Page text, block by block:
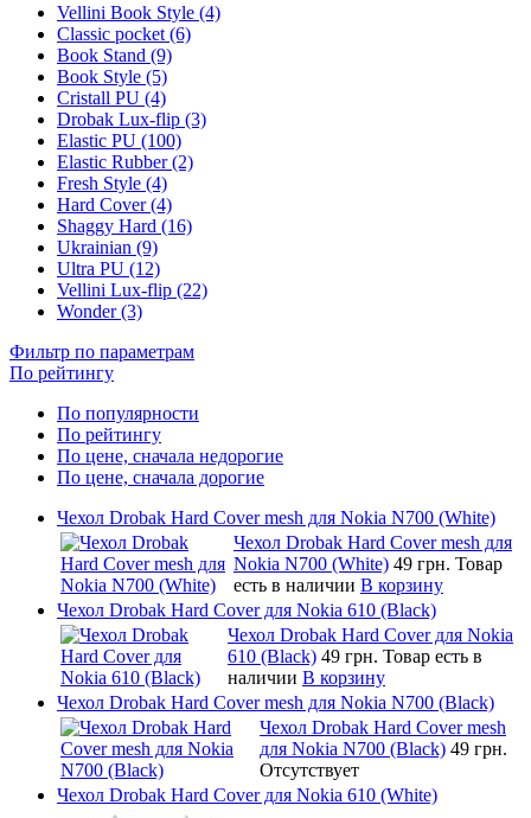
Vellini Book Style (4)
Classic pocket (6)
Book Stand (9)
Book Style (5)
Cristall PU (4)
Drobak Lux-flip (3)
Elastic PU (100)
Elastic Rubber (2)
Fresh Style (4)
Hard Cover (4)
Shaggy Hard (16)
Ukrainian (9)
Ultra PU (12)
Vellini Lux-flip (22)
Wonder (3)
Фильтр по параметрам
По рейтингу
По популярности
По рейтингу
По цене, сначала недорогие
По цене, сначала дорогие
Чехол Drobak Hard Cover mesh для Nokia N700 (White)
Чехол Drobak Hard Cover mesh для
Nokia N700 (White) 49 грн. Товар
есть в наличии В корзину
Чехол Drobak Hard Cover для Nokia 610 (Black)
Чехол Drobak Hard Cover для Nokia
610 (Black) 49 грн. Товар есть в
наличии В корзину
Чехол Drobak Hard Cover mesh для Nokia N700 (Black)
Чехол Drobak Hard Cover mesh
для Nokia N700 (Black) 49 грн.
Отсутствует
Чехол Drobak Hard Cover для Nokia 610 (White)